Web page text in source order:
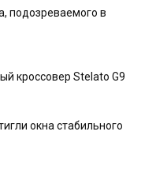
подозреваемого в
кроссовер Stelato G9
окна стабильного